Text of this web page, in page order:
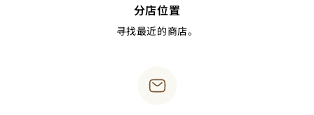
分店位置
寻找最近的商店。